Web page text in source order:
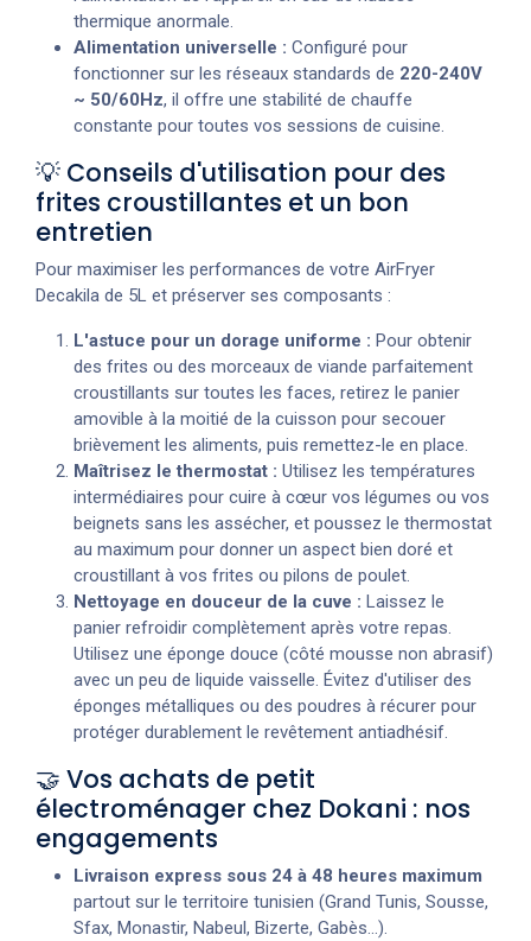
thermique anormale.
Alimentation universelle : Configuré pour
fonctionner sur les réseaux standards de 220-240V
~ 50/60Hz, il offre une stabilité de chauffe
constante pour toutes vos sessions de cuisine.
💡 Conseils d'utilisation pour des
frites croustillantes et un bon
entretien
Pour maximiser les performances de votre AirFryer
Decakila de 5L et préserver ses composants :
L'astuce pour un dorage uniforme : Pour obtenir
des frites ou des morceaux de viande parfaitement
croustillants sur toutes les faces, retirez le panier
amovible à la moitié de la cuisson pour secouer
brièvement les aliments, puis remettez-le en place.
Maîtrisez le thermostat : Utilisez les températures
intermédiaires pour cuire à cœur vos légumes ou vos
beignets sans les assécher, et poussez le thermostat
au maximum pour donner un aspect bien doré et
croustillant à vos frites ou pilons de poulet.
Nettoyage en douceur de la cuve : Laissez le
panier refroidir complètement après votre repas.
Utilisez une éponge douce (côté mousse non abrasif)
avec un peu de liquide vaisselle. Évitez d'utiliser des
éponges métalliques ou des poudres à récurer pour
protéger durablement le revêtement antiadhésif.
🤝 Vos achats de petit
électroménager chez Dokani : nos
engagements
Livraison express sous 24 à 48 heures maximum
partout sur le territoire tunisien (Grand Tunis, Sousse,
Sfax, Monastir, Nabeul, Bizerte, Gabès...).